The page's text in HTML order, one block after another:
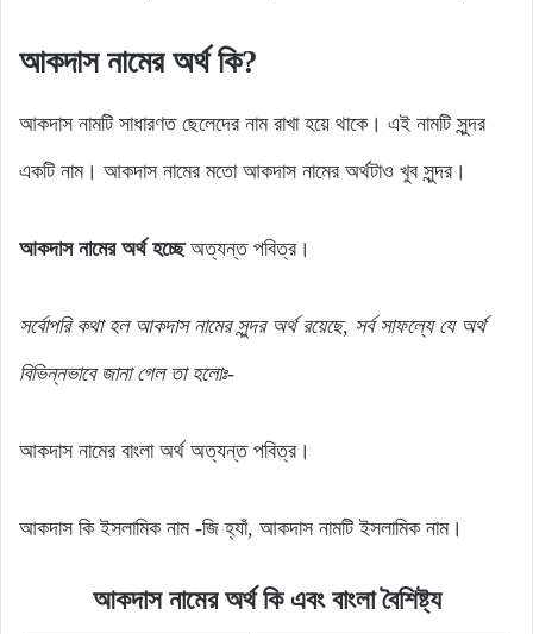
আকদাস নামের অর্থ কি?
আকদাস নামটি সাধারণত ছেলেদের নাম রাখা হয়ে থাকে। এই নামটি সুন্দর
একটি নাম। আকদাস নামের মতো আকদাস নামের অর্থটাও খুব সুন্দর।
আকদাস নামের অর্থ হচ্ছেঅত্যন্ত পবিত্র।
সর্বোপরি কথা হল আকদাসনামেরসুন্দর অর্থ রয়েছে, সর্ব সাফল্যেযে অর্থ
বিভিন্নভাবে জানা গেলতা হলোঃ-
আকদাস নামের বাংলা অর্থ অত্যন্ত পবিত্র।
আকদাস কি ইসলামিক নাম -জি হ্যাঁ, আকদাস নামটি ইসলামিক নাম।
আকদাস নামের অর্থ কি এবং বাংলা বৈশিষ্ট্য